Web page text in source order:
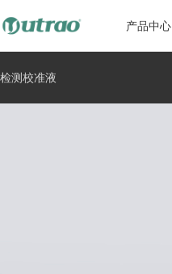
产品中心
检测校准液